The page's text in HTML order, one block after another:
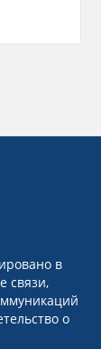
в
связи,
о